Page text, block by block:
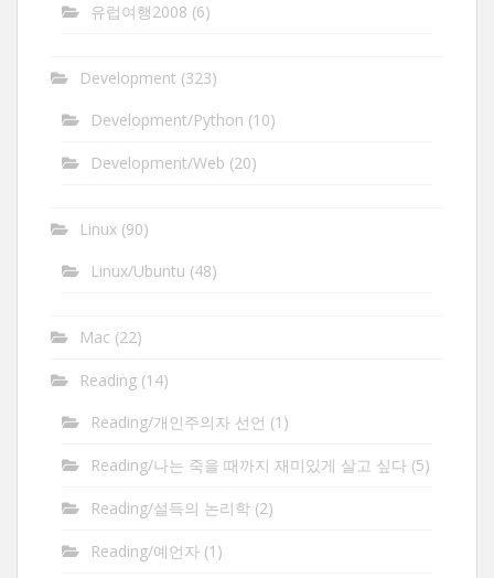
유럽여행2008 (6)
Development (323)
Development/Python (10)
Development/Web (20)
Linux (90)
Linux/Ubuntu (48)
Mac (22)
Reading (14)
Reading/개인주의자 선언 (1)
Reading/나는 죽을 때까지 재미있게 살고 싶다 (5)
Reading/설득의 논리학 (2)
Reading/예언자 (1)